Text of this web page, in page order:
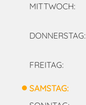
MITTWOCH:
DONNERSTAG:
FREITAG:
SAMSTAG: